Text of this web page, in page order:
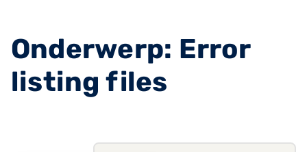
Onderwerp: Error
listing files